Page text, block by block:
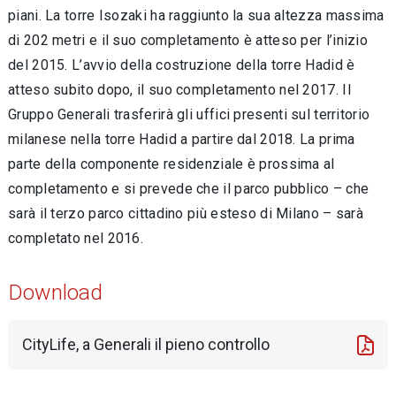
piani. La torre Isozaki ha raggiunto la sua altezza massima
di 202 metri e il suo completamento è atteso per l’inizio
del 2015. L’avvio della costruzione della torre Hadid è
atteso subito dopo, il suo completamento nel 2017. Il
Gruppo Generali trasferirà gli uffici presenti sul territorio
milanese nella torre Hadid a partire dal 2018. La prima
parte della componente residenziale è prossima al
completamento e si prevede che il parco pubblico – che
sarà il terzo parco cittadino più esteso di Milano – sarà
completato nel 2016.
Download
CityLife, a Generali il pieno controllo